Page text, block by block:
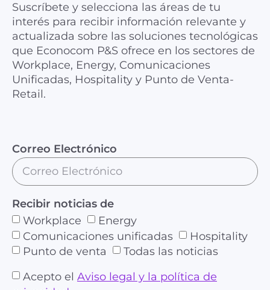
Suscríbete y selecciona las áreas de tu
interés para recibir información relevante y
actualizada sobre las soluciones tecnológicas
que Econocom P&S ofrece en los sectores de
Workplace, Energy, Comunicaciones
Unificadas, Hospitality y Punto de Venta-
Retail.
Correo Electrónico
Recibir noticias de
Workplace
Energy
Comunicaciones unificadas
Hospitality
Punto de venta
Todas las noticias
Acepto el Aviso legal y la política de